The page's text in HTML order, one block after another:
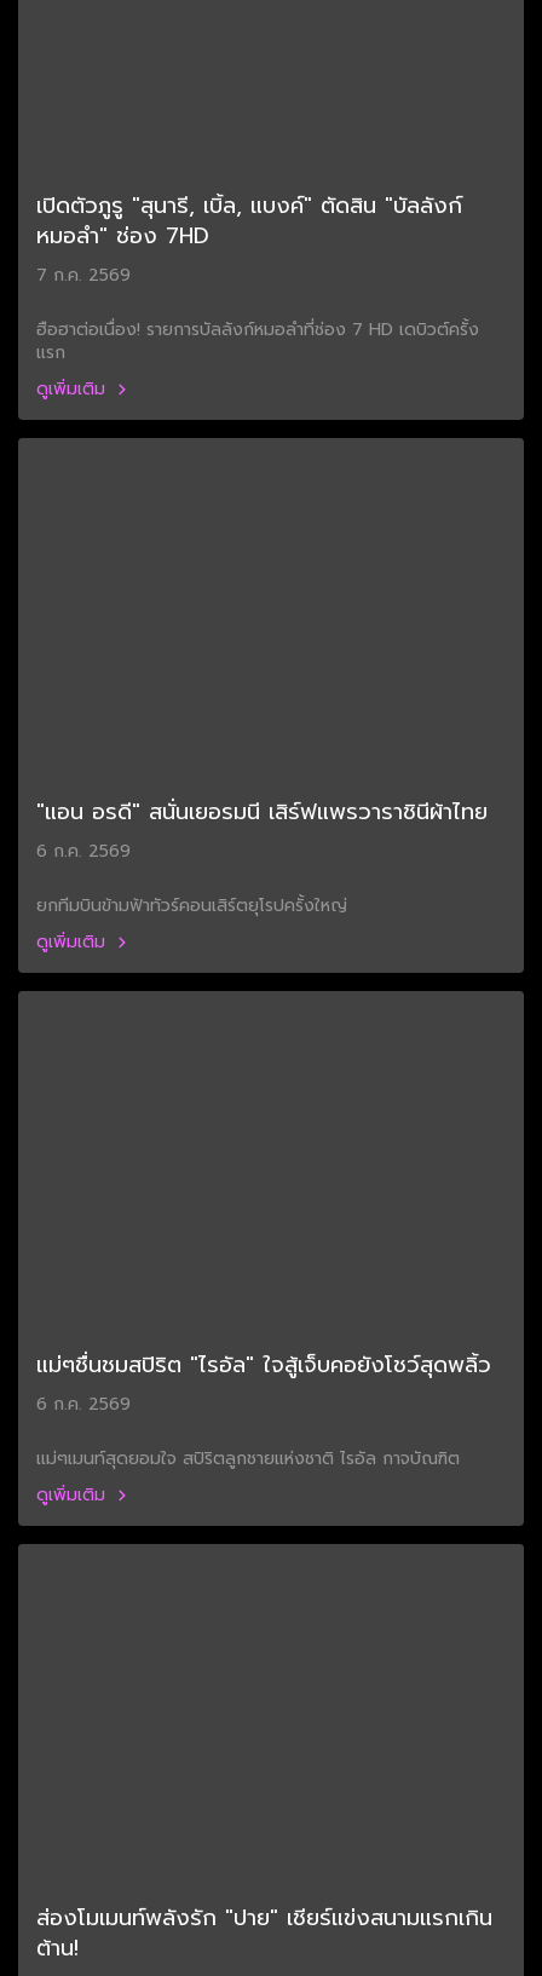
เปิดตัวภูรู "สุนารี, เบิ้ล, แบงค์" ตัดสิน "บัลลังก์
หมอลำ" ช่อง 7HD
7 ก.ค. 2569
ฮือฮาต่อเนื่อง! รายการบัลลังก์หมอลำที่ช่อง 7 HD เดบิวต์ครั้ง
แรก
ดูเพิ่มเติม
"แอน อรดี" สนั่นเยอรมนี เสิร์ฟแพรวาราชินีผ้าไทย
6 ก.ค. 2569
ยกทีมบินข้ามฟ้าทัวร์คอนเสิร์ตยุโรปครั้งใหญ่
ดูเพิ่มเติม
แม่ๆชื่นชมสปิริต "ไรอัล" ใจสู้เจ็บคอยังโชว์สุดพลิ้ว
6 ก.ค. 2569
แม่ๆเมนท์สุดยอมใจ สปิริตลูกชายแห่งชาติ ไรอัล กาจบัณฑิต
ดูเพิ่มเติม
ส่องโมเมนท์พลังรัก "ปาย" เชียร์แข่งสนามแรกเกิน
ต้าน!